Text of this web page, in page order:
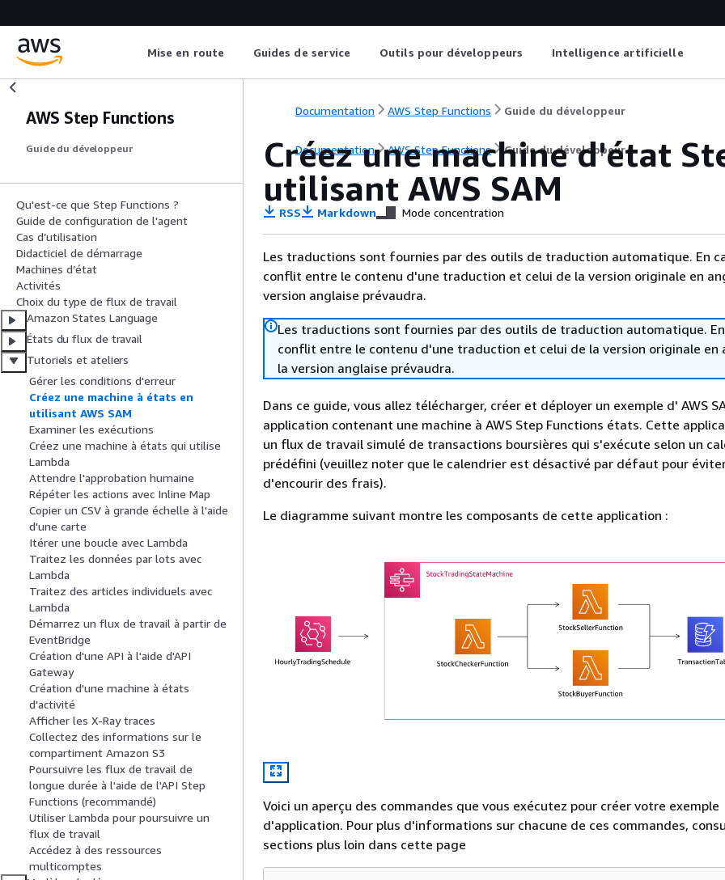
Mise en route Guides de service Outils pour développeurs Intelligence artificielle
AWS Step Functions
Guide du développeur
Qu'est-ce que Step Functions ?
Guide de configuration de l'agent
Cas d’utilisation
Didacticiel de démarrage
Machines d’état
Activités
Choix du type de flux de travail
Amazon States Language
États du flux de travail
Tutoriels et ateliers
Gérer les conditions d'erreur
Créez une machine à états en
utilisant AWS SAM
Examiner les exécutions
Créez une machine à états qui utilise
Lambda
Attendre l'approbation humaine
Répéter les actions avec Inline Map
Copier un CSV à grande échelle à l'aide
d'une carte
Itérer une boucle avec Lambda
Traitez les données par lots avec
Lambda
Traitez des articles individuels avec
Lambda
Démarrez un flux de travail à partir de
EventBridge
Création d'une API à l'aide d'API
Gateway
Création d'une machine à états
d'activité
Afficher les X-Ray traces
Collectez des informations sur le
compartiment Amazon S3
Poursuivre les flux de travail de
longue durée à l'aide de l'API Step
Functions (recommandé)
Utiliser Lambda pour poursuivre un
flux de travail
Accédez à des ressources
multicomptes
Documentation AWS Step Functions Guide du développeur
Documentation AWS Step Functions Guide du développeur
Créez une machine d'état
utilisant AWS SAM
RSS Markdown Mode concentration
Les traductions sont fournies par des outils de traduction automatique. En
conflit entre le contenu d'une traduction et celui de la version originale en
version anglaise prévaudra.
Les traductions sont fournies par des outils de traduction automatique.
conflit entre le contenu d'une traduction et celui de la version originale en
la version anglaise prévaudra.
Dans ce guide, vous allez télécharger, créer et déployer un exemple d' AWS
application contenant une machine à AWS Step Functions états. Cette
un flux de travail simulé de transactions boursières qui s'exécute selon un
prédéfini (veuillez noter que le calendrier est désactivé par défaut pour
d'encourir des frais).
Le diagramme suivant montre les composants de cette application :
Voici un aperçu des commandes que vous exécutez pour créer votre exemple
d'application. Pour plus d'informations sur chacune de ces commandes,
sections plus loin dans cette page